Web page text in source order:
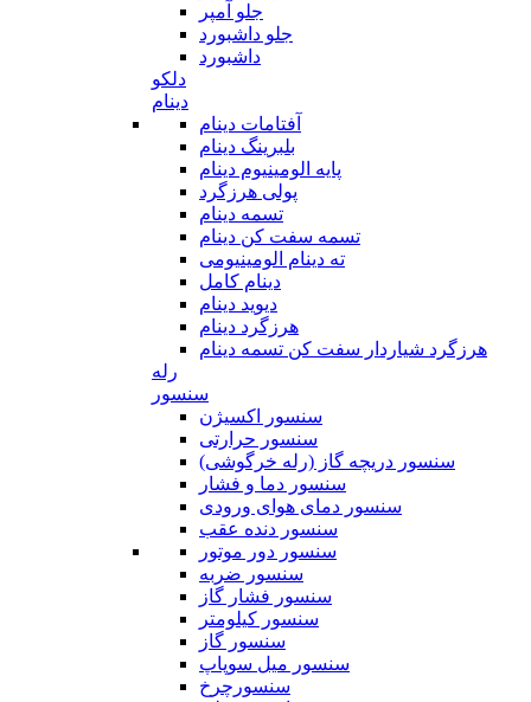
جلو آمپر
جلو داشبورد
داشبورد
دلکو
دینام
آفتامات دینام
بلبرینگ دینام
پایه الومینیوم دینام
پولی هرزگرد
تسمه دینام
تسمه سفت کن دینام
ته دینام الومینیومی
دینام کامل
دیوید دینام
هرزگرد دینام
هرزگرد شیاردار سفت کن تسمه دینام
رله
سنسور
سنسور اکسیژن
سنسور حرارتی
سنسور دریچه گاز (رله خرگوشی)
سنسور دما و فشار
سنسور دمای هوای ورودی
سنسور دنده عقب
سنسور دور موتور
سنسور ضربه
سنسور فشار گاز
سنسور کیلومتر
سنسور گاز
سنسور میل سوپاپ
سنسورچرخ